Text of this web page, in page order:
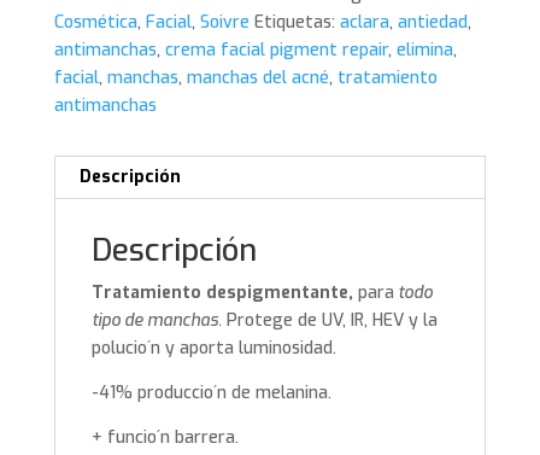
Cosmética, Facial, Soivre Etiquetas: aclara, antiedad,
antimanchas, crema facial pigment repair, elimina,
facial, manchas, manchas del acné, tratamiento
antimanchas
Descripción
Descripción
Tratamiento despigmentante, para todo
tipo de manchas.Protege de UV, IR, HEV y la
polucio´n y aporta luminosidad.
-41% produccio´n de melanina.
+ funcio´n barrera.